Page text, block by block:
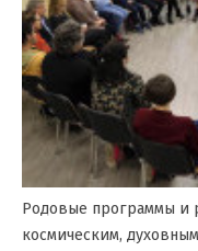
Родовые программы и
космическим,